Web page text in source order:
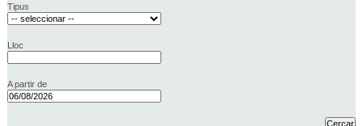
Tipus
Lloc
A partir de